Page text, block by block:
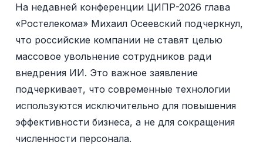
На недавней конференции ЦИПР-2026 глава
«Ростелекома» Михаил Осеевский подчеркнул,
что российские компании не ставят целью
массовое увольнение сотрудников ради
внедрения ИИ. Это важное заявление
подчеркивает, что современные технологии
используются исключительно для повышения
эффективности бизнеса, а не для сокращения
численности персонала.